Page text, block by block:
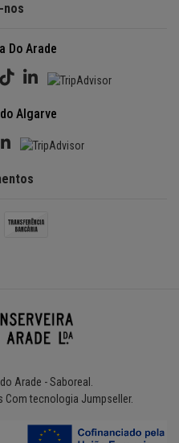
nos
Do Arade
Algarve
Arade - Saboreal.
Com tecnologia Jumpseller.